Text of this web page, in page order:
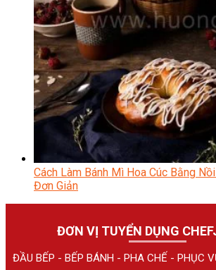
Cách Làm Bánh Mì Hoa Cúc Bằng
Đơn Giản
ĐƠN VỊ TUYỂN DỤNG
ĐẦU BẾP - BẾP BÁNH - PHA CHẾ - PHỤC